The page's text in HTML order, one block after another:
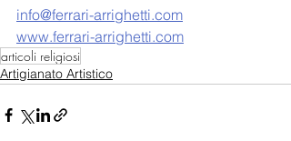
info@ferrari-arrighetti.com
www.ferrari-arrighetti.com
articoli religiosi
Artigianato Artistico